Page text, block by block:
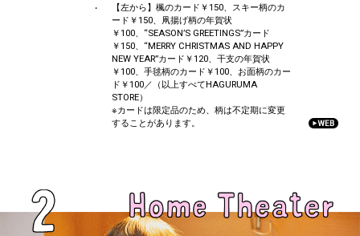
【左から】楓のカード￥150、スキー柄のカ
ード￥150、凧揚げ柄の年賀状
￥100、“SEASON’S GREETINGS”カード
￥150、“MERRY CHRISTMAS AND HAPPY
NEW YEAR”カード￥120、干支の年賀状
￥100、手毬柄のカード￥100、お面柄のカー
ド￥100／（以上すべてHAGURUMA
STORE）
※カードは限定品のため、柄は不定期に変更
することがあります。